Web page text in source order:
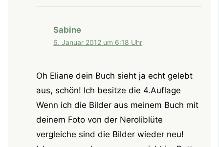
Sabine
6. Januar 2012 um 6:18 Uhr
Oh Eliane dein Buch sieht ja echt gelebt
aus, schön! Ich besitze die 4.Auflage
Wenn ich die Bilder aus meinem Buch mit
deinem Foto von der Neroliblüte
vergleiche sind die Bilder wieder neu!